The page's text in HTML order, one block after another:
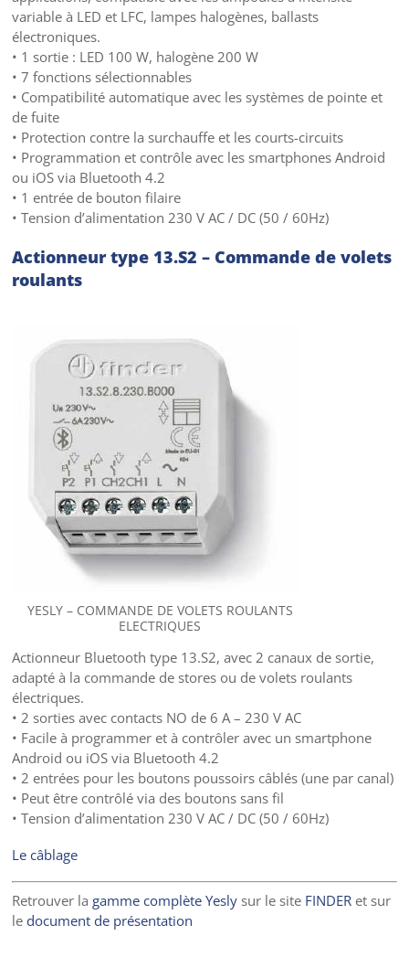
variable à LED et LFC, lampes halogènes, ballasts
électroniques.
• 1 sortie : LED 100 W, halogène 200 W
• 7 fonctions sélectionnables
• Compatibilité automatique avec les systèmes de pointe et
de fuite
• Protection contre la surchauffe et les courts-circuits
• Programmation et contrôle avec les smartphones Android
ou iOS via Bluetooth 4.2
• 1 entrée de bouton filaire
• Tension d’alimentation 230 V AC / DC (50 / 60Hz)
Actionneur type 13.S2 – Commande de volets
roulants
YESLY – COMMANDE DE VOLETS ROULANTS
ELECTRIQUES
Actionneur Bluetooth type 13.S2, avec 2 canaux de sortie,
adapté à la commande de stores ou de volets roulants
électriques.
• 2 sorties avec contacts NO de 6 A – 230 V AC
• Facile à programmer et à contrôler avec un smartphone
Android ou iOS via Bluetooth 4.2
• 2 entrées pour les boutons poussoirs câblés (une par canal)
• Peut être contrôlé via des boutons sans fil
• Tension d’alimentation 230 V AC / DC (50 / 60Hz)
Le câblage
Retrouver la gamme complète Yesly sur le site FINDER et sur
ledocument de présentation